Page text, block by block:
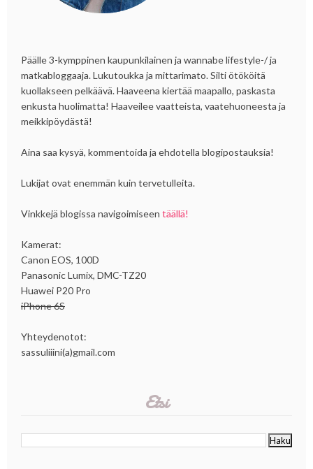
Päälle 3-kymppinen kaupunkilainen ja wannabe lifestyle-/ ja
matkabloggaaja. Lukutoukka ja mittarimato. Silti ötököitä
kuollakseen pelkäävä. Haaveena kiertää maapallo, paskasta
enkusta huolimatta! Haaveilee vaatteista, vaatehuoneesta ja
meikkipöydästä!
Aina saa kysyä, kommentoida ja ehdotella blogipostauksia!
Lukijat ovat enemmän kuin tervetulleita.
Vinkkejä blogissa navigoimiseen täällä!
Kamerat:
Canon EOS, 100D
Panasonic Lumix, DMC-TZ20
Huawei P20 Pro
iPhone 6S
Yhteydenotot:
sassuliiini(a)gmail.com
Etsi